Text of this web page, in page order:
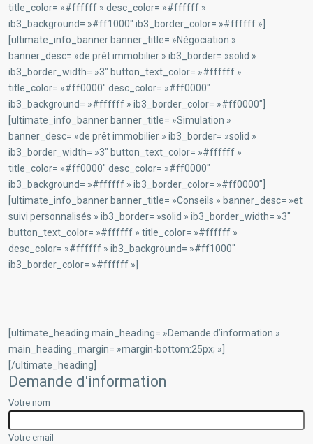
title_color= »#ffffff » desc_color= »#ffffff »
ib3_background= »#ff1000″ ib3_border_color= »#ffffff »]
[ultimate_info_banner banner_title= »Négociation »
banner_desc= »de prêt immobilier » ib3_border= »solid »
ib3_border_width= »3″ button_text_color= »#ffffff »
title_color= »#ff0000″ desc_color= »#ff0000″
ib3_background= »#ffffff » ib3_border_color= »#ff0000″]
[ultimate_info_banner banner_title= »Simulation »
banner_desc= »de prêt immobilier » ib3_border= »solid »
ib3_border_width= »3″ button_text_color= »#ffffff »
title_color= »#ff0000″ desc_color= »#ff0000″
ib3_background= »#ffffff » ib3_border_color= »#ff0000″]
[ultimate_info_banner banner_title= »Conseils » banner_desc= »et
suivi personnalisés » ib3_border= »solid » ib3_border_width= »3″
button_text_color= »#ffffff » title_color= »#ffffff »
desc_color= »#ffffff » ib3_background= »#ff1000″
ib3_border_color= »#ffffff »]
[ultimate_heading main_heading= »Demande d’information »
main_heading_margin= »margin-bottom:25px; »]
[/ultimate_heading]
Demande d'information
Votre nom
Votre email